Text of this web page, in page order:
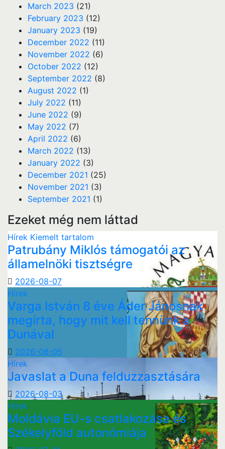
March 2023 (21)
February 2023 (12)
January 2023 (19)
December 2022 (11)
November 2022 (6)
October 2022 (12)
September 2022 (8)
August 2022 (1)
July 2022 (11)
June 2022 (9)
May 2022 (7)
April 2022 (6)
March 2022 (13)
January 2022 (3)
December 2021 (25)
November 2021 (3)
September 2021 (1)
Ezeket még nem láttad
Hírek Kiemelt tartalom
Patrubány Miklós támogatói az
államelnöki tisztségre
2026-08-07
Hírek
Varga István 8 éve Áder Jánosnak
megírta, hogy mit kell tennünk a
Dunával
2026-08-05
Hírek
Javaslat a Duna felduzzasztására
2026-08-03
Hírek
Moldávia EU-s csatlakozása és
Székelyföld autonómiája